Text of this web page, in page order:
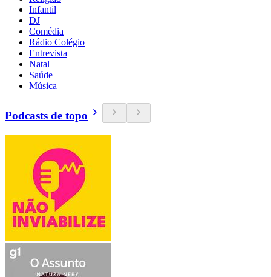
Infantil
DJ
Comédia
Rádio Colégio
Entrevista
Natal
Saúde
Música
Podcasts de topo